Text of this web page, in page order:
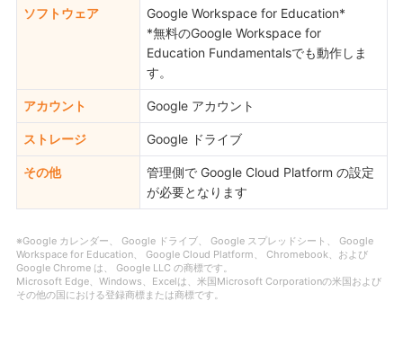
ソフトウェア
Google Workspace for Education*
*無料のGoogle Workspace for
Education Fundamentalsでも動作しま
す。
アカウント Google アカウント
ストレージ Google ドライブ
その他
管理側で Google Cloud Platform の設定
が必要となります
※Google カレンダー、 Google ドライブ、 Google スプレッドシート、 Google
Workspace for Education、 Google Cloud Platform、 Chromebook、および
Google Chrome は、 Google LLC の商標です。
Microsoft Edge、Windows、Excelは、米国Microsoft Corporationの米国および
その他の国における登録商標または商標です。